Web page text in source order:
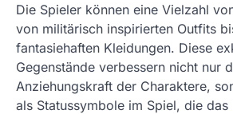
Die Spieler können eine Vielzahl
von militärisch inspirierten Outfits
fantasiehaften Kleidungen. Diese
Gegenstände verbessern nicht nur
Anziehungskraft der Charaktere,
als Statussymbole im Spiel, die das